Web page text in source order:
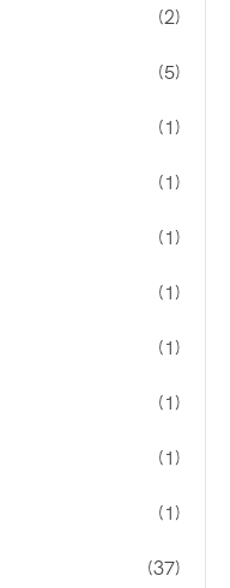
(2)
(5)
(1)
(1)
(1)
(1)
(1)
(1)
(1)
(1)
(37)